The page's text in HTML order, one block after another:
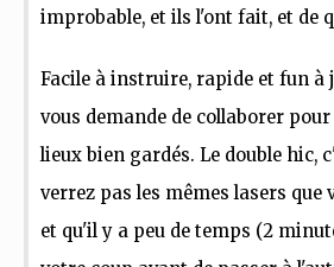
improbable, et ils l'ont fait, et de
Facile à instruire, rapide et fun à
vous demande de collaborer
lieux bien gardés. Le double hic,
verrez pas les mêmes lasers que
et qu'il y a peu de temps (2